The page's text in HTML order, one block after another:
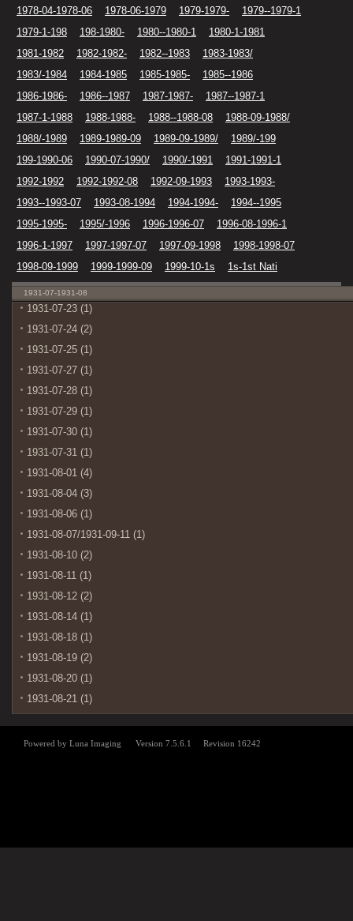
1978-04-1978-06
1978-06-1979 1979-1979-
1979--1979-1
1979-1-198
198-1980- 1980--1980-1
1980-1-1981
1981-1982
1982-1982- 1982--1983
1983-1983/
1983/-1984
1984-1985 1985-1985-
1985--1986
1986-1986-
1986--1987 1987-1987-
1987--1987-1
1987-1-1988
1988-1988- 1988--1988-08
1988-09-1988/
1988/-1989
1989-1989-09 1989-09-1989/
1989/-199
199-1990-06
1990-07-1990/ 1990/-1991
1991-1991-1
1992-1992
1992-1992-08 1992-09-1993
1993-1993-
1993--1993-07
1993-08-1994 1994-1994-
1994--1995
1995-1995-
1995/-1996 1996-1996-07
1996-08-1996-1
1996-1-1997
1997-1997-07 1997-09-1998
1998-1998-07
1998-09-1999
1999-1999-09 1999-10-1s 1s-1st Nati
1931-07-1931-08
1931-07-23 (1)
1931-07-24 (2)
1931-07-25 (1)
1931-07-27 (1)
1931-07-28 (1)
1931-07-29 (1)
1931-07-30 (1)
1931-07-31 (1)
1931-08-01 (4)
1931-08-04 (3)
1931-08-06 (1)
1931-08-07/1931-09-11 (1)
1931-08-10 (2)
1931-08-11 (1)
1931-08-12 (2)
1931-08-14 (1)
1931-08-18 (1)
1931-08-19 (2)
1931-08-20 (1)
1931-08-21 (1)